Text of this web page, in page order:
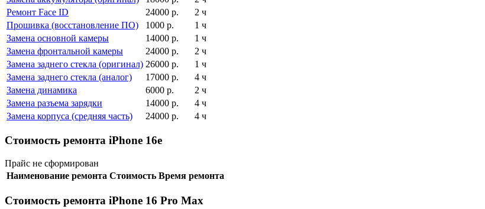
Ремонт Face ID
24000 р.
2 ч
Прошивка (восстановление ПО)
1000 р.
1 ч
Замена основной камеры
14000 р.
1 ч
Замена фронтальной камеры
24000 р.
2 ч
Замена заднего стекла (оригинал) 26000 р.
1 ч
Замена заднего стекла (аналог)
17000 р.
4 ч
Замена динамика
6000 р.
2 ч
Замена разъема зарядки
14000 р.
4 ч
Замена корпуса (средняя часть)
24000 р. 4 ч
Стоимость ремонта iPhone 16e
Прайс не сформирован
Наименование ремонта Стоимость Время ремонта
Стоимость ремонта iPhone 16 Pro Max